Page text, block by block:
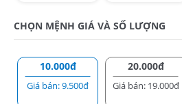
CHỌN MỆNH GIÁ VÀ SỐ LƯỢNG
10.000đ
Giá bán: 9.500đ
20.000đ
Giá bán: 19.000đ